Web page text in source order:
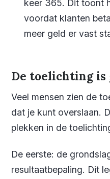
keer 365. Dit toont
voordat klanten
meer geld er vast
De toelichting is
Veel mensen zien de
dat je kunt overslaan.
plekken in de
De eerste: de
resultaatbepaling. Dit